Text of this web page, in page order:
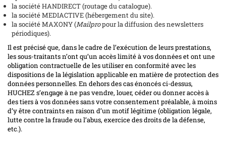
la société HANDIRECT (routage du catalogue).
la société MEDIACTIVE (hébergement du site).
la société MAXONY (Mailpropour la diffusion des newsletters
périodiques).
Il est précisé que, dans le cadre de l’exécution de leurs prestations,
les sous-traitants n’ont qu’un accès limité à vos données et ont une
obligation contractuelle de les utiliser en conformité avec les
dispositions de la législation applicable en matière de protection des
données personnelles. En dehors des cas énoncés ci-dessus,
HUCHEZ s’engage à ne pas vendre, louer, céder ou donner accès à
des tiers à vos données sans votre consentement préalable, à moins
d’y être contraints en raison d’un motif légitime (obligation légale,
lutte contre la fraude ou l’abus, exercice des droits de la défense,
etc.).